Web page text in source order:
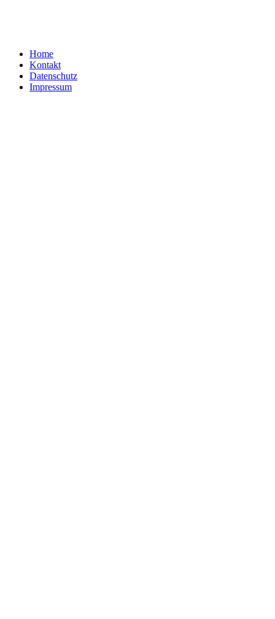
Home
Kontakt
Datenschutz
Impressum